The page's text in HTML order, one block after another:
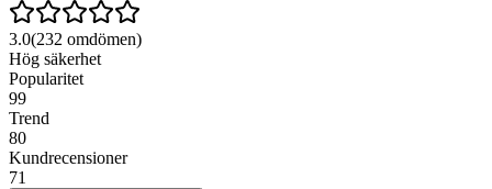
3.0(232 omdömen)
Hög säkerhet
Popularitet
99
Trend
80
Kundrecensioner
71